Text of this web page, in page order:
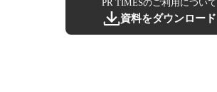
PR TIMESのご利用について
資料をダウンロード